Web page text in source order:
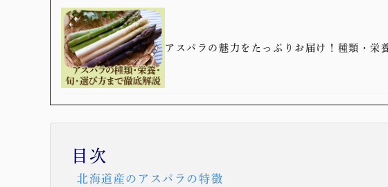
アスパラの魅力をたっぷりお届け！種類・栄
目次
北海道産のアスパラの特徴